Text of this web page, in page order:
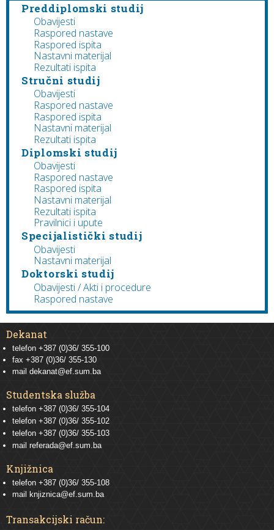
Preddiplomski studij
Obavijesti
Raspored nastave
Raspored ispita
Nastavni materijal
Rezultati ispita
Stručni studij
Obavijesti
Raspored nastave
Raspored ispita
Nastavni materijal
Rezultati ispita
Diplomski studij
Obavijesti
Raspored nastave
Raspored ispita
Nastavni materijal
Rezultati ispita
Pravilnici i upute
Specijalistički studij
Obavijesti
Nastavni materijal
Doktorski studij
Obavijesti / Akti i procedure
Raspored nastave
Dekanat
telefon +387 (0)36/ 355-100
fax +387 (0)36/ 355-130
mail dekanat@ef.sum.ba
Studentska služba
telefon +387 (0)36/ 355-104
telefon +387 (0)36/ 355-102
telefon +387 (0)36/ 355-103
mail referada@ef.sum.ba
Knjižnica
telefon +387 (0)36/ 355-108
mail knjiznica@ef.sum.ba
Transakcijski račun: